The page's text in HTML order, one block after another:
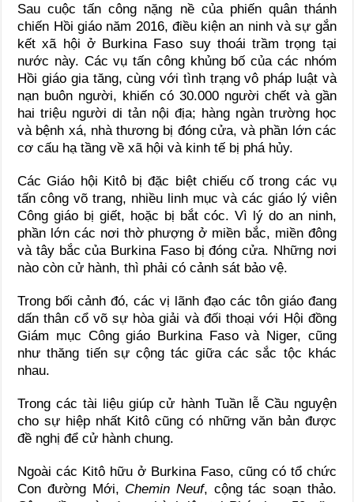
Sau cuộc tấn công nặng nề của phiến quân thánh
chiến Hồi giáo năm 2016, điều kiện an ninh và sự gắn
kết xã hội ở Burkina Faso suy thoái trầm trọng tại
nước này. Các vụ tấn công khủng bố của các nhóm
Hồi giáo gia tăng, cùng với tình trạng vô pháp luật và
nạn buôn người, khiến có 30.000 người chết và gần
hai triệu người di tản nội địa; hàng ngàn trường học
và bệnh xá, nhà thương bị đóng cửa, và phần lớn các
cơ cấu hạ tầng về xã hội và kinh tế bị phá hủy.
Các Giáo hội Kitô bị đặc biệt chiếu cố trong các vụ
tấn công võ trang, nhiều linh mục và các giáo lý viên
Công giáo bị giết, hoặc bị bắt cóc. Vì lý do an ninh,
phần lớn các nơi thờ phượng ở miền bắc, miền đông
và tây bắc của Burkina Faso bị đóng cửa. Những nơi
nào còn cử hành, thì phải có cảnh sát bảo vệ.
Trong bối cảnh đó, các vị lãnh đạo các tôn giáo đang
dấn thân cổ võ sự hòa giải và đối thoại với Hội đồng
Giám mục Công giáo Burkina Faso và Niger, cũng
như thăng tiến sự cộng tác giữa các sắc tộc khác
nhau.
Trong các tài liệu giúp cử hành Tuần lễ Cầu nguyện
cho sự hiệp nhất Kitô cũng có những văn bản được
đề nghị để cử hành chung.
Ngoài các Kitô hữu ở Burkina Faso, cũng có tổ chức
Con đường Mới, Chemin Neuf, cộng tác soạn thảo.